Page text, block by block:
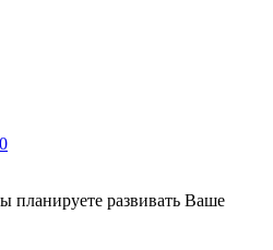
планируете развивать Ваше